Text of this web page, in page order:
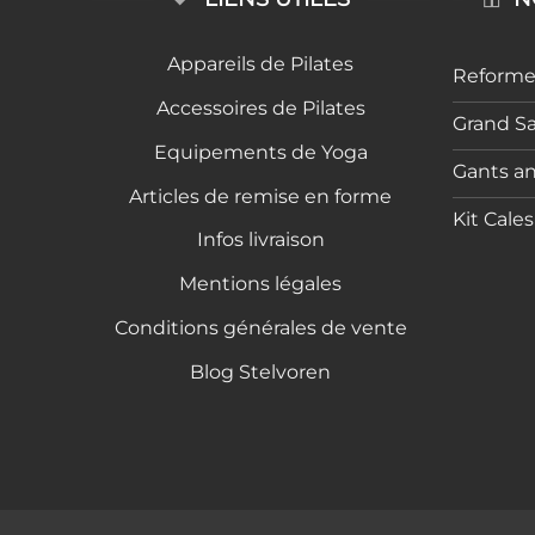
Appareils de Pilates
Accessoires de Pilates
Equipements de Yoga
Articles de remise en forme
Infos livraison
Mentions légales
Conditions générales de vente
Blog Stelvoren
Grand
Gants
Kit